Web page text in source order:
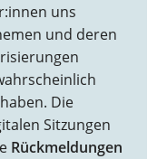
uns
und deren
Die
Sitzungen
Rückmeldungen